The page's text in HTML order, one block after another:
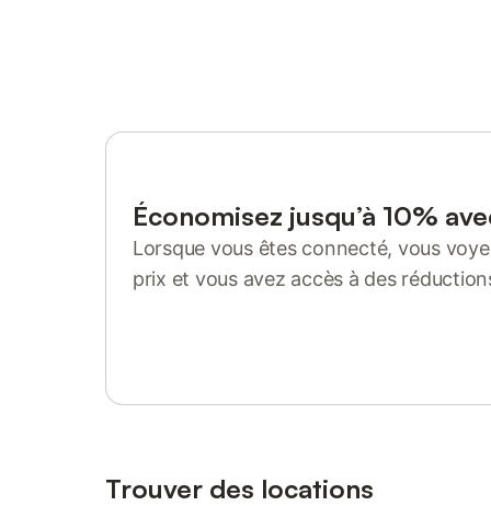
classée
grands,
adultes
entre
5
à
Économisez jusqu’à 10%
Lorsque vous êtes connecté, vous
prix et vous avez accès à des
Trouver des locations